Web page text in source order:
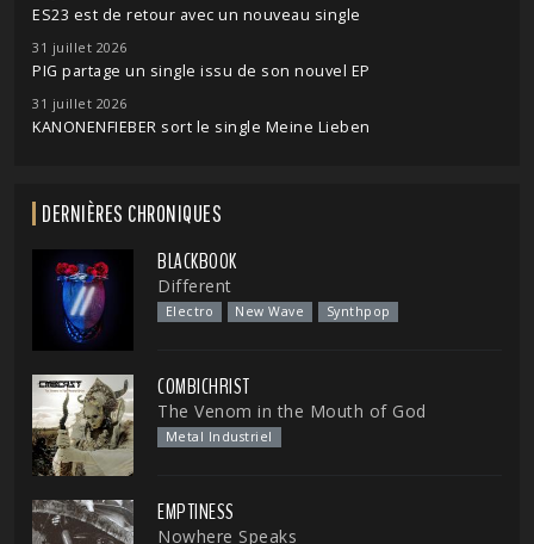
ES23 est de retour avec un nouveau single
31 juillet 2026
PIG partage un single issu de son nouvel EP
31 juillet 2026
KANONENFIEBER sort le single Meine Lieben
DERNIÈRES CHRONIQUES
BLACKBOOK
Different
Electro New Wave Synthpop
COMBICHRIST
The Venom in the Mouth of God
Metal Industriel
EMPTINESS
Nowhere Speaks